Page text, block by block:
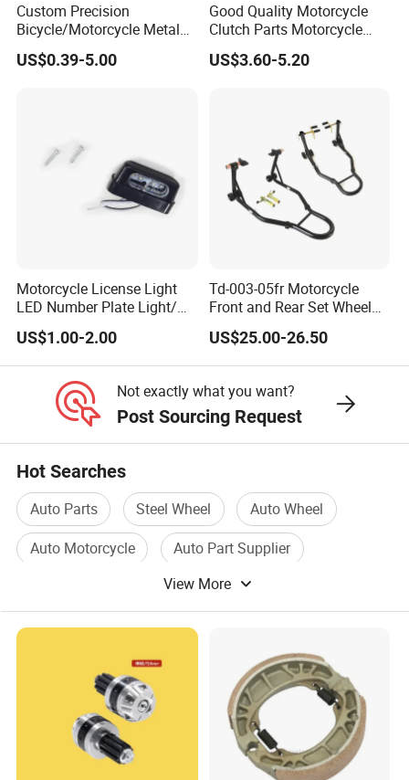
Custom Precision
Bicycle/Motorcycle Metal
Parts Stainless Steel
Aluminum/Zinc Alloy
US$0.39-5.00
Good Quality Motorcycle
Clutch Parts Motorcycle
Clutch Assy C90
US$3.60-5.20
Motorcycle License Light
LED Number Plate Light/
Licences Lamps
US$1.00-2.00
Td-003-05fr Motorcycle
Front and Rear Set Wheel
Paddock Lift and Repair
Stand
US$25.00-26.50
Not exactly what you want?
Post Sourcing Request
Hot Searches
Auto Parts Steel Wheel
Auto Wheel
Auto Motorcycle
Auto Part Supplier
View More